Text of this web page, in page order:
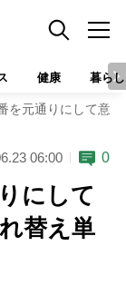
健康 暮らし
を元通りにして意
06:00 0
にして
替え単